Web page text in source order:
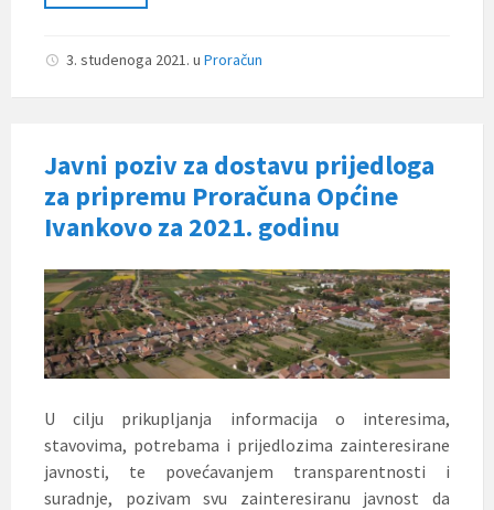
3. studenoga 2021. u Proračun
Javni poziv za dostavu prijedloga
za pripremu Proračuna Općine
Ivankovo za 2021. godinu
U cilju prikupljanja informacija o interesima,
stavovima, potrebama i prijedlozima zainteresirane
javnosti, te povećavanjem transparentnosti i
suradnje, pozivam svu zainteresiranu javnost da